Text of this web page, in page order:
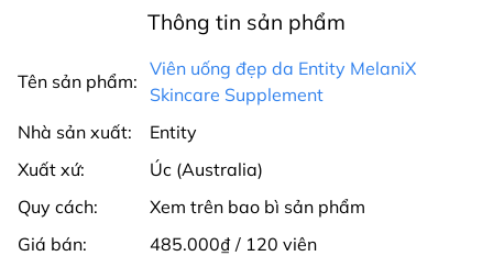
Thông tin sản phẩm
Tên sản phẩm:
Viên uống đẹp da Entity MelaniX
Skincare Supplement
Nhà sản xuất:
Entity
Xuất xứ:
Úc (Australia)
Quy cách:
Xem trên bao bì sản phẩm
Giá bán:
485.000₫ / 120 viên